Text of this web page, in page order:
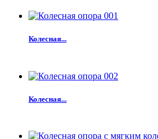
Колесная...
Колесная...